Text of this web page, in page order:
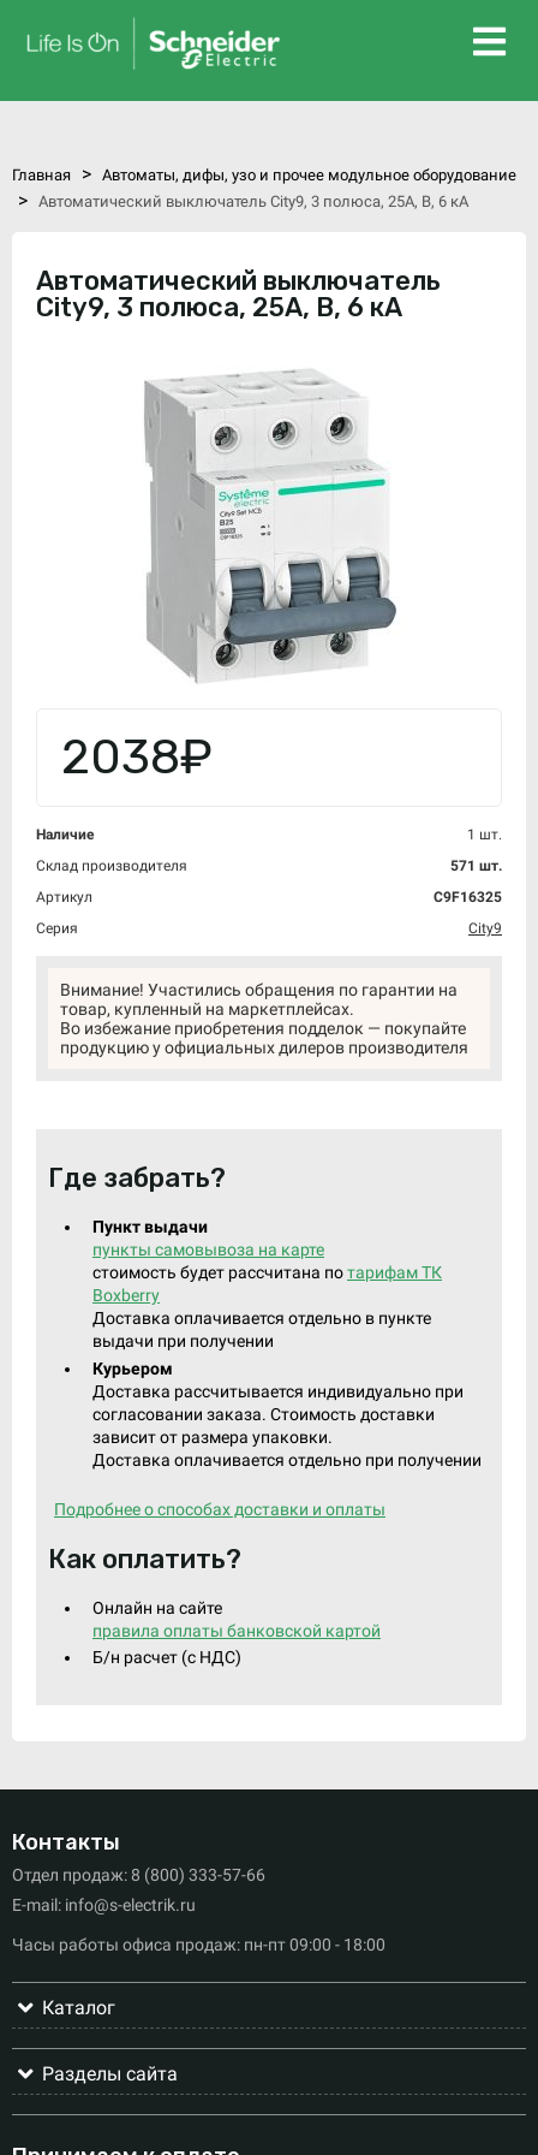
Главная > Автоматы, дифы, узо и прочее модульное оборудование
> Автоматический выключатель City9, 3 полюса, 25А, B, 6 кА
Автоматический выключатель
City9, 3 полюса, 25А, B, 6 кА
2038₽
Наличие
1 шт.
Склад производителя
571 шт.
Артикул
C9F16325
Серия
City9
Внимание! Участились обращения по гарантии на
товар, купленный на маркетплейсах.
Во избежание приобретения подделок — покупайте
продукцию у официальных дилеров производителя
Где забрать?
Пункт выдачи
пункты самовывоза на карте
стоимость будет рассчитана потарифам ТК
Boxberry
Доставка оплачивается отдельно в пункте
выдачи при получении
Курьером
Доставка рассчитывается индивидуально при
согласовании заказа. Стоимость доставки
зависит от размера упаковки.
Доставка оплачивается отдельно при получении
Подробнее о способах доставки и оплаты
Как оплатить?
Онлайн на сайте
правила оплаты банковской картой
Б/н расчет (c НДС)
Контакты
Отдел продаж: 8 (800) 333-57-66
E-mail: info@s-electrik.ru
Часы работы офиса продаж: пн-пт 09:00 - 18:00
Каталог
Разделы сайта